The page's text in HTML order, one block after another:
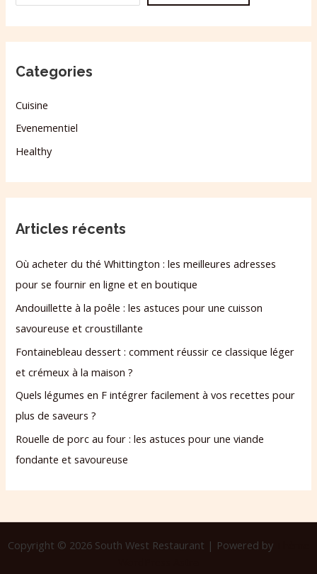
Categories
Cuisine
Evenementiel
Healthy
Articles récents
Où acheter du thé Whittington : les meilleures adresses
pour se fournir en ligne et en boutique
Andouillette à la poêle : les astuces pour une cuisson
savoureuse et croustillante
Fontainebleau dessert : comment réussir ce classique léger
et crémeux à la maison ?
Quels légumes en F intégrer facilement à vos recettes pour
plus de saveurs ?
Rouelle de porc au four : les astuces pour une viande
fondante et savoureuse
Copyright © 2026 South West Restaurant | Powered by